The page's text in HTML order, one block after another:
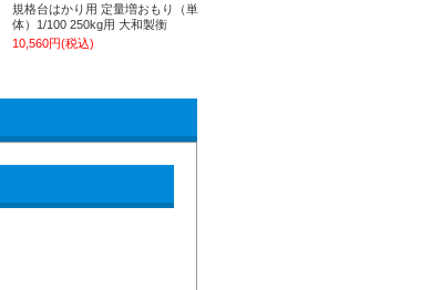
規格台はかり用 定量増おもり（単
体）1/100 250kg用 大和製衡
10,560円(税込)